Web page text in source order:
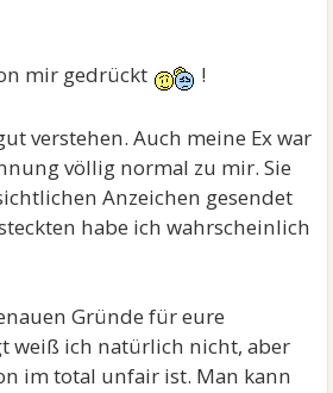
mir gedrückt !
verstehen. Auch meine Ex war
völlig normal zu mir. Sie
Anzeichen gesendet
habe ich wahrscheinlich
Gründe für eure
weiß ich natürlich nicht, aber
im total unfair ist. Man kann